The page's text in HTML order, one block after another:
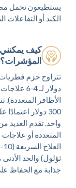
يستطيعون تحمل
الكبد أو التفاعلات
كيف يمكنني
المؤشرات؟
دولار
300 دولار
واحد. تقدم العديد
المتعددة أو
ثؤلول) والحد
جذابة مع الحفاظ